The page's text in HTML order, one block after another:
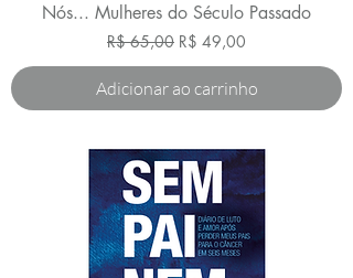
Nós... Mulheres do Século Passado
Preço normal
R$ 65,00 Preço promocional
R$ 49,00
Adicionar ao carrinho